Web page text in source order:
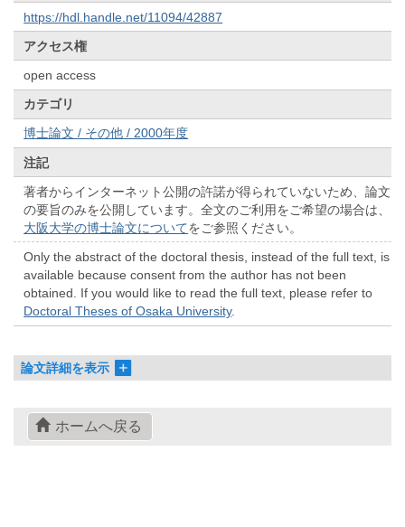
https://hdl.handle.net/11094/42887
アクセス権
open access
カテゴリ
博士論文 / その他 / 2000年度
注記
著者からインターネット公開の許諾が得られていないため、論文
の要旨のみを公開しています。全文のご利用をご希望の場合は、
大阪大学の博士論文についてをご参照ください。
Only the abstract of the doctoral thesis, instead of the full text, is
available because consent from the author has not been
obtained. If you would like to read the full text, please refer to
Doctoral Theses of Osaka University.
論文詳細を表示
ホームへ戻る